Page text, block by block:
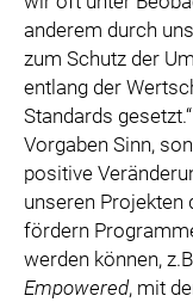
anderem durch
zum Schutz der
entlang der
Standards
Vorgaben Sinn,
positive
unseren Projekten
fördern
werden können,
Empowered, mit